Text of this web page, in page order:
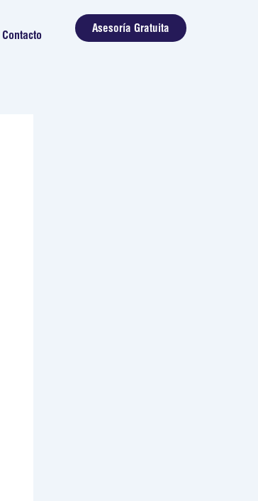
Contacto Asesoría Gratuita